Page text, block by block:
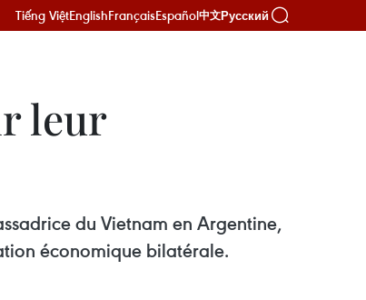
Tiếng ViệtEnglishFrançaisEspañol中文Русский
leur
du Vietnam en Argentine,
économique bilatérale.